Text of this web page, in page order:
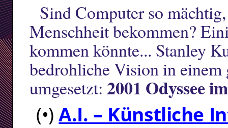
Sind Computer so
Menschheit bekommen?
kommen könnte... Stanley
bedrohliche Vision in
umgesetzt: 2001 Odyssee
(•)A.I. – Künstliche